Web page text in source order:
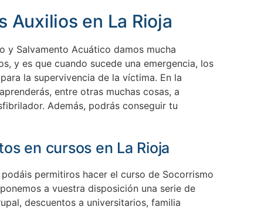
Auxilios en La Rioja
y Salvamento Acuático damos mucha
y es que cuando sucede una emergencia, los
la supervivencia de la víctima. En la
entre otras muchas cosas, a
Además, podrás conseguir tu
en cursos en La Rioja
permitiros hacer el curso de Socorrismo
a vuestra disposición una serie de
descuentos a universitarios, familia